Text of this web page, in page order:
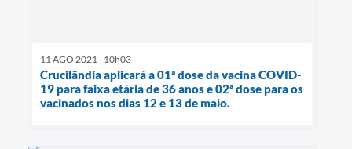
11 AGO 2021 - 10h03
Crucilândia aplicará a 01ª dose da vacina COVID-
19 para faixa etária de 36 anos e 02ª dose para os
vacinados nos dias 12 e 13 de maio.